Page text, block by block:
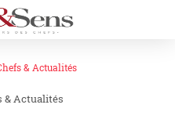
& Actualités
& Actualités